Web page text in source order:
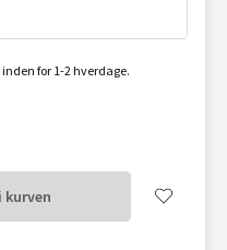
for 1-2 hverdage.
kurven